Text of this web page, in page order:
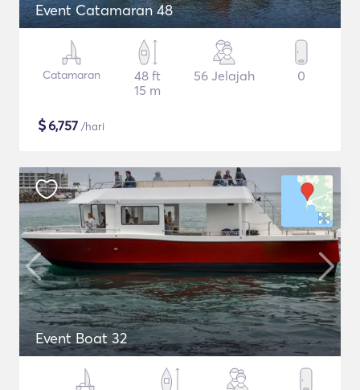
Event Catamaran 48
Catamaran
48 ft
15 m
56 Jelajah 0
$6,757 /hari
Event Boat 32